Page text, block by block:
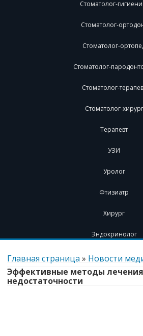
Стоматолог-
Стоматолог-
Стоматолог-
Стоматолог-
Стоматолог-
Стоматолог-хирург
Терапевт
УЗИ
Уролог
Фтизиатр
Хирург
Эндокринолог
Главная страница » Новости
Эффективные методы
недостаточности